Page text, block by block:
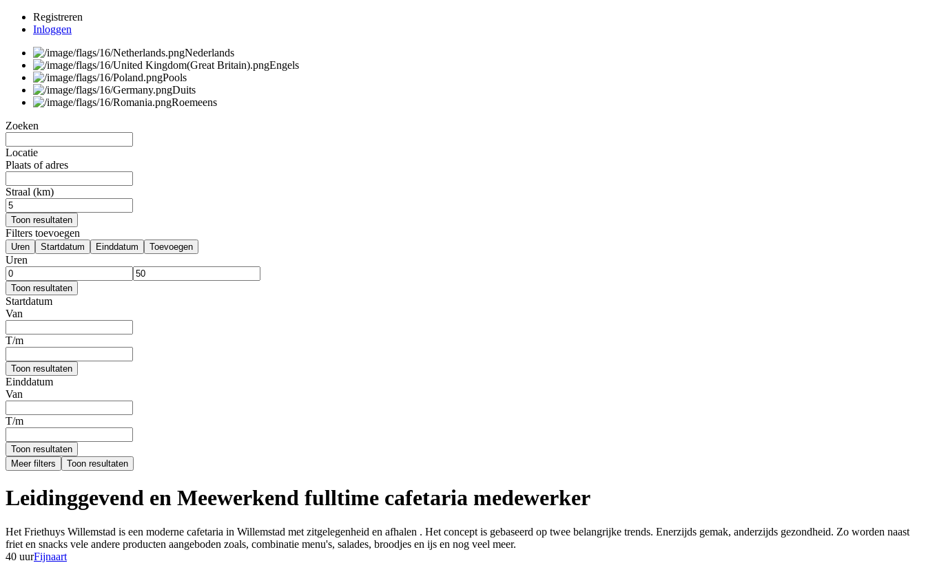
Registreren
Inloggen
Nederlands
Engels
Pools
Duits
Roemeens
Zoeken
Locatie
Plaats of adres
Straal (km)
Toon resultaten
Filters toevoegen
Uren Startdatum Einddatum Toevoegen
Uren
Toon resultaten
Startdatum
Van
T/m
Toon resultaten
Einddatum
Van
T/m
Toon resultaten
Meer filters
Toon resultaten
Leidinggevend en Meewerkend fulltime cafetaria medewerker
Het Friethuys Willemstad is een moderne cafetaria in Willemstad met zitgelegenheid en afhalen . Het concept is gebaseerd op twee belangrijke trends. Enerzijds gemak, anderzijds gezondheid. Zo worden naast
friet en snacks vele andere producten aangeboden zoals, combinatie menu's, salades, broodjes en ijs en nog veel meer.
40 uurFijnaart